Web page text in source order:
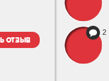
2
отзыв